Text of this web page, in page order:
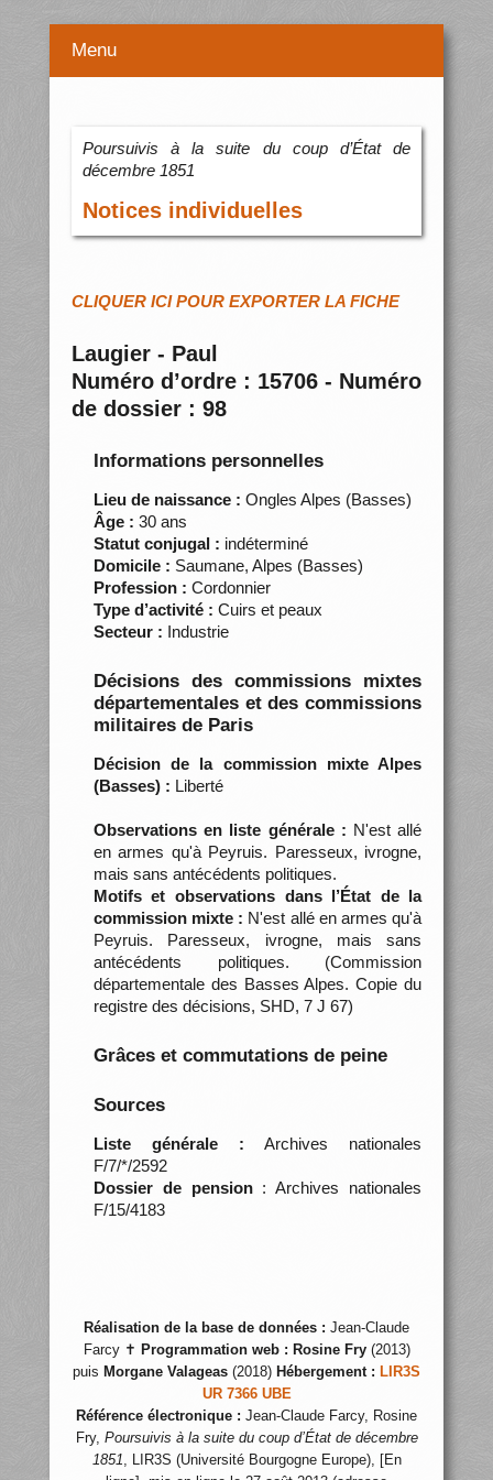
Menu
Poursuivis à la suite du coup d’État de
décembre 1851
Notices individuelles
CLIQUER ICI POUR EXPORTER LA FICHE
Laugier - Paul
Numéro d’ordre : 15706 - Numéro
de dossier : 98
Informations personnelles
Lieu de naissance : Ongles Alpes (Basses)
Âge : 30 ans
Statut conjugal : indéterminé
Domicile : Saumane, Alpes (Basses)
Profession : Cordonnier
Type d’activité : Cuirs et peaux
Secteur : Industrie
Décisions des commissions mixtes
départementales et des commissions
militaires de Paris
Décision de la commission mixte Alpes
(Basses) : Liberté
Observations en liste générale : N'est allé
en armes qu'à Peyruis. Paresseux, ivrogne,
mais sans antécédents politiques.
Motifs et observations dans l’État de la
commission mixte : N'est allé en armes qu'à
Peyruis. Paresseux, ivrogne, mais sans
antécédents politiques. (Commission
départementale des Basses Alpes. Copie du
registre des décisions, SHD, 7 J 67)
Grâces et commutations de peine
Sources
Liste générale : Archives nationales
F/7/*/2592
Dossier de pension: Archives nationales
F/15/4183
Réalisation de la base de données : Jean-Claude
Farcy ✝ Programmation web : Rosine Fry(2013)
puis Morgane Valageas (2018) Hébergement : LIR3S
UR 7366 UBE
Référence électronique : Jean-Claude Farcy, Rosine
Fry, Poursuivis à la suite du coup d’État de décembre
1851, LIR3S (Université Bourgogne Europe), [En